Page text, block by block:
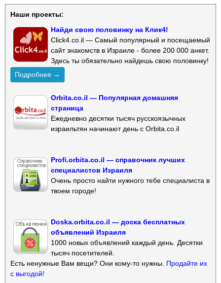
Наши проекты:
Найди свою половинку на Клик4!
Click4.co.il — Самый популярный и посещаемый
сайт знакомств в Израиле - более 200 000 анкет.
Здесь ты обязательно найдешь свою половинку!
Подробнее →
Orbita.co.il — Популярная домашняя
страница
Ежедневно десятки тысяч русскоязычных
израильтян начинают день с Orbita.co.il
Profi.orbita.co.il — справочник лучших
специалистов Израиля
Очень просто найти нужного тебе специалиста в
твоем городе!
Doska.orbita.co.il — доска бесплатных
объявлений Израиля
1000 новых объявлений каждый день. Десятки
тысяч посетителей.
Есть ненужные Вам вещи? Они кому-то нужны. Продайте их
с выгодой!